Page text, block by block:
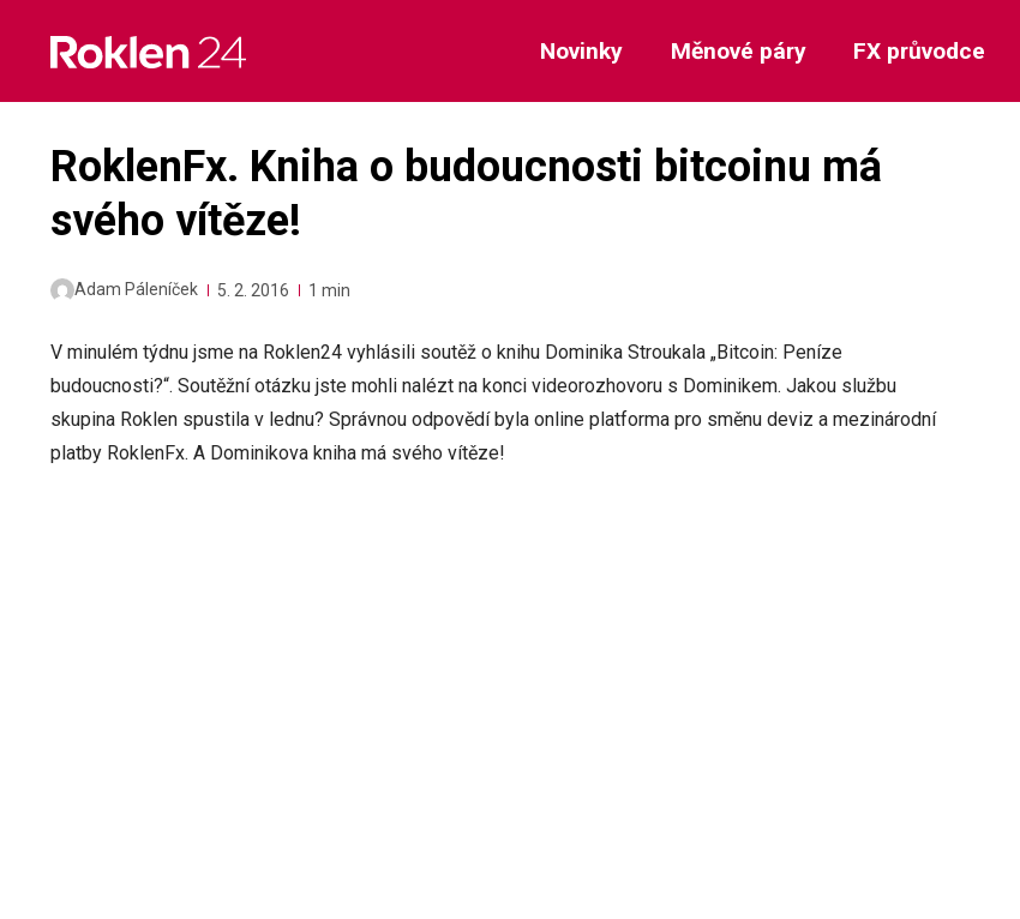
content
Novinky Měnové páry FX průvodce
RoklenFx. Kniha o budoucnosti bitcoinu má
svého vítěze!
Adam Páleníček 5. 2. 2016 1 min
V minulém týdnu jsme na Roklen24 vyhlásili soutěž o knihu Dominika Stroukala „Bitcoin: Peníze
budoucnosti?“. Soutěžní otázku jste mohli nalézt na konci videorozhovoru s Dominikem. Jakou službu
skupina Roklen spustila v lednu? Správnou odpovědí byla online platforma pro směnu deviz a mezinárodní
platby RoklenFx. A Dominikova kniha má svého vítěze!